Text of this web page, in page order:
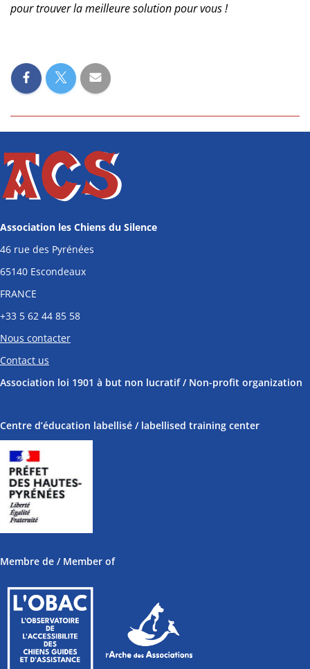
pour trouver la meilleure solution pour vous !
Association les Chiens du Silence
46 rue des Pyrénées
65140 Escondeaux
FRANCE
+33 5 62 44 85 58
Nous contacter
Contact us
Association loi 1901 à but non lucratif / Non-profit organization
Centre d’éducation labellisé / labellised training center
Membre de / Member of